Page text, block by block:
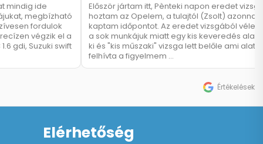
mindig ide
megbízható
fordulok
végzik el a
gdi, Suzuki swift
Először jártam itt, Pènteki napon eredet
hoztam az Opelem, a tulajtól (Zsolt) azonnal
kaptam időpontot. Az eredet vizsgából
a sok munkájuk miatt egy kis keveredés
ki és "kis műszaki" vizsga lett belőle ami alatt
felhívta a figyelmem …
Értékelések
Elérhetőség